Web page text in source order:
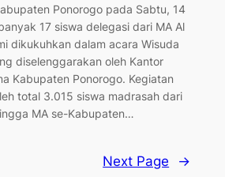
Ponorogo pada Sabtu, 14
17 siswa delegasi dari MA Al
dikukuhkan dalam acara Wisuda
diselenggarakan oleh Kantor
Kabupaten Ponorogo. ​Kegiatan
total 3.015 siswa madrasah dari
MA se-Kabupaten…
Next Page →